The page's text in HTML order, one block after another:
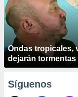
Ondas tropicales,
dejarán
Síguenos